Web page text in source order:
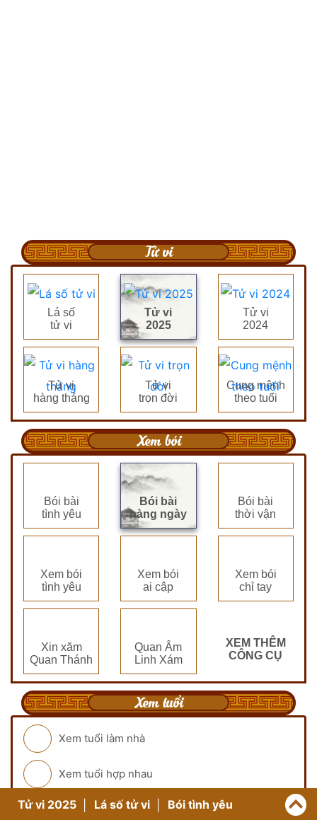
Tử vi
Lá số
tử vi
Tử vi
2025
Tử vi
2024
Tử vi
hàng tháng
Tử vi
trọn đời
Cung mệnh
theo tuổi
Xem bói
Bói bài
tình yêu
Bói bài
hàng ngày
Bói bài
thời vận
Xem bói
tình yêu
Xem bói
ai cập
Xem bói
chỉ tay
Xin xăm
Quan Thánh
Quan Âm
Linh Xám
XEM THÊM
CÔNG CỤ
Xem tuổi
Xem tuổi làm nhà
Xem tuổi hợp nhau
Cung mệnh theo tuổi
Tử vi 2025 Lá số tử vi Bói tình yêu